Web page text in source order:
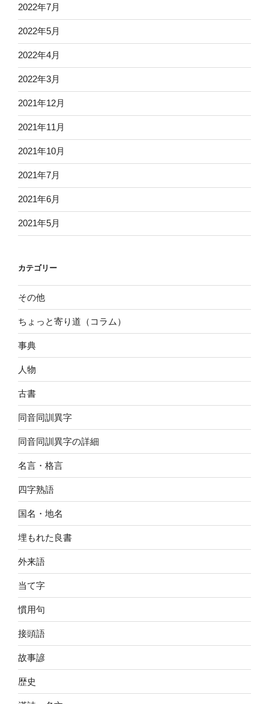
2022年7月
2022年5月
2022年4月
2022年3月
2021年12月
2021年11月
2021年10月
2021年7月
2021年6月
2021年5月
カテゴリー
その他
ちょっと寄り道（コラム）
事典
人物
古書
同音同訓異字
同音同訓異字の詳細
名言・格言
四字熟語
国名・地名
埋もれた良書
外来語
当て字
慣用句
接頭語
故事諺
歴史